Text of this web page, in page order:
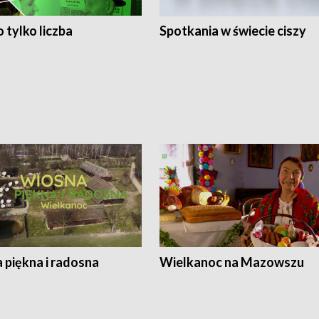
tylko liczba Spotkania w świecie ciszy
piękna i radosna Wielkanoc na Mazowszu